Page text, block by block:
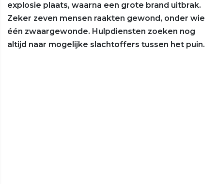
explosie plaats, waarna een grote brand uitbrak.
Zeker zeven mensen raakten gewond, onder wie
één zwaargewonde. Hulpdiensten zoeken nog
altijd naar mogelijke slachtoffers tussen het puin.